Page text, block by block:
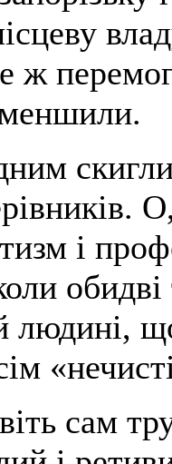
ж
і
обидві
людині,
сам